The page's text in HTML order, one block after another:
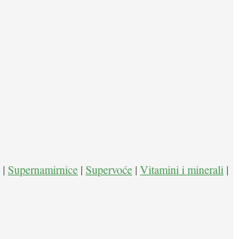
| Supernamirnice | Supervoće | Vitamini i minerali |